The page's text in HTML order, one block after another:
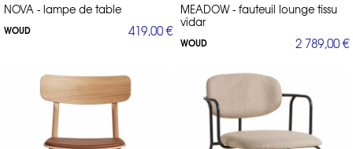
NOVA - lampe de table
WOUD 419,00 €
MEADOW - fauteuil lounge tissu
vidar
WOUD 2 789,00 €